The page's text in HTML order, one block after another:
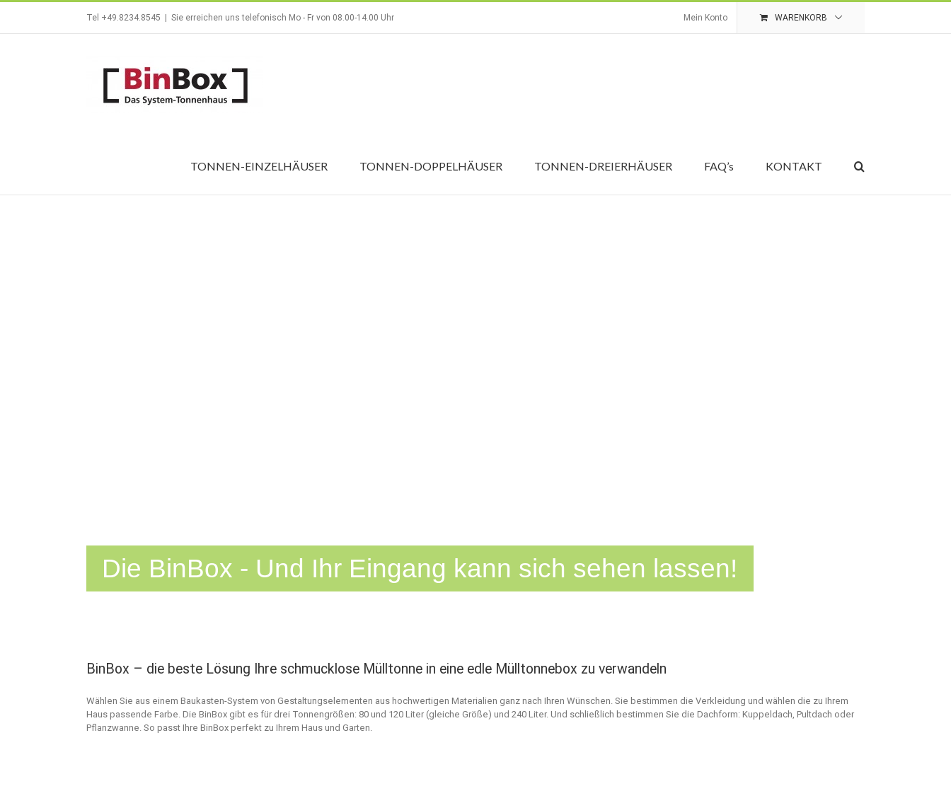
springen
Tel +49.8234.8545 Sie erreichen uns telefonisch Mo - Fr von 08.00-14.00 Uhr Mein Konto WARENKORB
TONNEN-EINZELHÄUSER TONNEN-DOPPELHÄUSER TONNEN-DREIERHÄUSER FAQ’s KONTAKT
Die BinBox - Und Ihr Eingang kann sich sehen lassen!
BinBox – die beste Lösung Ihre schmucklose Mülltonne in eine edle Mülltonnebox zu verwandeln
Wählen Sie aus einem Baukasten-System von Gestaltungselementen aus hochwertigen Materialien ganz nach Ihren Wünschen. Sie bestimmen die Verkleidung und wählen die zu Ihrem
Haus passende Farbe. Die BinBox gibt es für drei Tonnengrößen: 80 und 120 Liter (gleiche Größe) und 240 Liter. Und schließlich bestimmen Sie die Dachform: Kuppeldach, Pultdach oder
Pflanzwanne. So passt Ihre BinBox perfekt zu Ihrem Haus und Garten.